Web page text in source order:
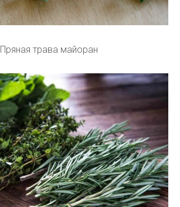
Пряная трава майоран